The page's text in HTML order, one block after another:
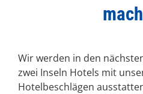
Wir werden in den
zwei Inseln Hotels mit
Hotelbeschlägen